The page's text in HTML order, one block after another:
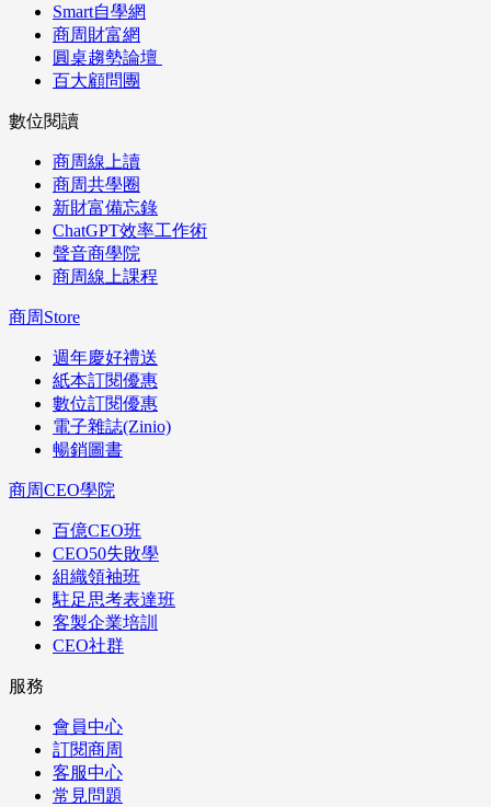
Smart自學網
商周財富網
圓桌趨勢論壇
百大顧問團
數位閱讀
商周線上讀
商周共學圈
新財富備忘錄
ChatGPT效率工作術
聲音商學院
商周線上課程
商周Store
週年慶好禮送
紙本訂閱優惠
數位訂閱優惠
電子雜誌(Zinio)
暢銷圖書
商周CEO學院
百億CEO班
CEO50失敗學
組織領袖班
駐足思考表達班
客製企業培訓
CEO社群
服務
會員中心
訂閱商周
客服中心
常見問題